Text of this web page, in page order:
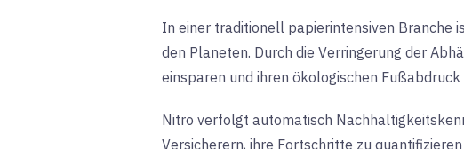
In einer traditionell papierintensiven Branche
den Planeten. Durch die Verringerung der
einsparen und ihren ökologischen Fußabdruck
Nitro verfolgt automatisch
Versicherern, ihre Fortschritte zu